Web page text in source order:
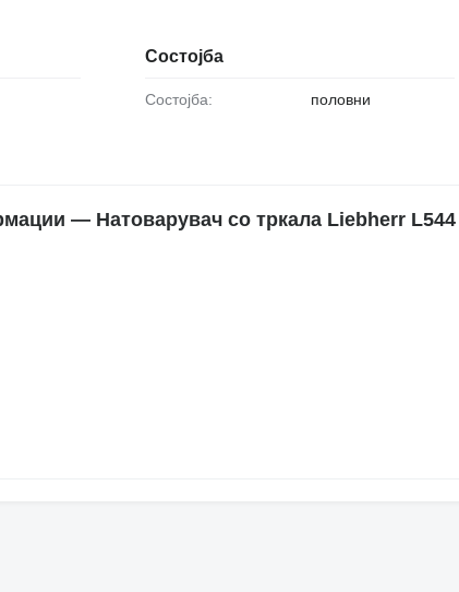
Состојба
Состојба: половни
— Натоварувач со тркала Liebherr L544